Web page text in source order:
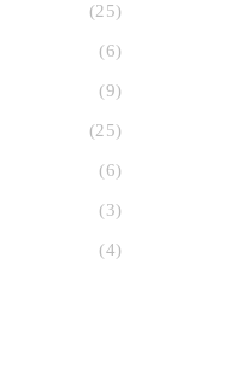
(25)
(6)
(9)
(25)
(6)
(3)
(4)